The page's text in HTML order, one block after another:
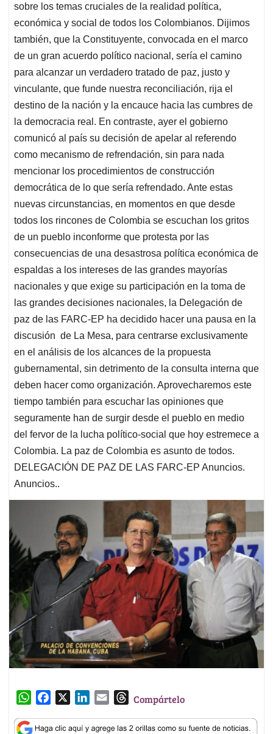
sobre los temas cruciales de la realidad política,
económica y social de todos los Colombianos. Dijimos
también, que la Constituyente, convocada en el marco
de un gran acuerdo político nacional, sería el camino
para alcanzar un verdadero tratado de paz, justo y
vinculante, que funde nuestra reconciliación, rija el
destino de la nación y la encauce hacia las cumbres de
la democracia real. En contraste, ayer el gobierno
comunicó al país su decisión de apelar al referendo
como mecanismo de refrendación, sin para nada
mencionar los procedimientos de construcción
democrática de lo que sería refrendado. Ante estas
nuevas circunstancias, en momentos en que desde
todos los rincones de Colombia se escuchan los gritos
de un pueblo inconforme que protesta por las
consecuencias de una desastrosa política económica de
espaldas a los intereses de las grandes mayorías
nacionales y que exige su participación en la toma de
las grandes decisiones nacionales, la Delegación de
paz de las FARC-EP ha decidido hacer una pausa en la
discusión de La Mesa, para centrarse exclusivamente
en el análisis de los alcances de la propuesta
gubernamental, sin detrimento de la consulta interna que
deben hacer como organización. Aprovecharemos este
tiempo también para escuchar las opiniones que
seguramente han de surgir desde el pueblo en medio
del fervor de la lucha político-social que hoy estremece a
Colombia. La paz de Colombia es asunto de todos.
DELEGACIÓN DE PAZ DE LAS FARC-EP Anuncios.
Anuncios..
W
a
c
n
a
T
r
Compártelo